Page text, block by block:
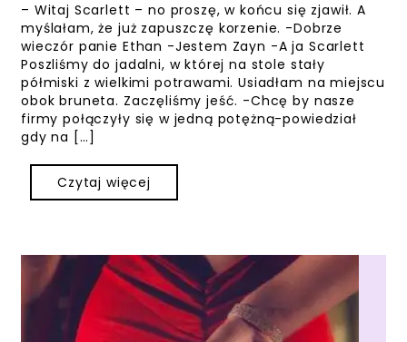
– Witaj Scarlett – no proszę, w końcu się zjawił. A
myślałam, że już zapuszczę korzenie. -Dobrze
wieczór panie Ethan -Jestem Zayn -A ja Scarlett
Poszliśmy do jadalni, w której na stole stały
półmiski z wielkimi potrawami. Usiadłam na miejscu
obok bruneta. Zaczęliśmy jeść. -Chcę by nasze
firmy połączyły się w jedną potężną-powiedział
gdy na […]
Czytaj więcej